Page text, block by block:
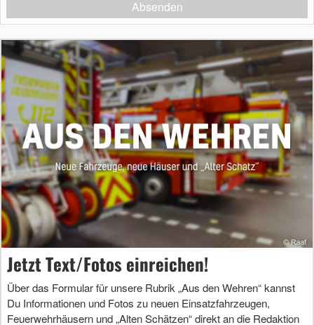
Absenden
Jetzt Text/Fotos einreichen!
Über das Formular für unsere Rubrik „Aus den Wehren“ kannst
Du Informationen und Fotos zu neuen Einsatzfahrzeugen,
Feuerwehrhäusern und „Alten Schätzen“ direkt an die Redaktion